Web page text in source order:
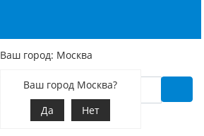
Ваш город: Москва
Ваш город Москва?
Да
Нет